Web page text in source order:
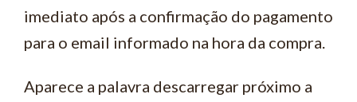
imediato após a confirmação do pagamento
para o email informado na hora da compra.
Aparece a palavra descarregar próximo a